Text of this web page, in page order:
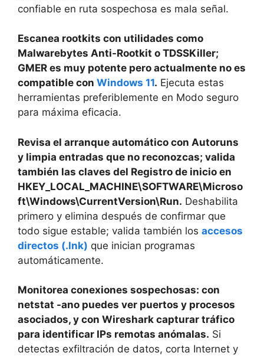
confiable en ruta sospechosa es mala señal.
Escanea rootkits con utilidades como
Malwarebytes Anti-Rootkit o TDSSKiller;
GMER es muy potente pero actualmente no es
compatible con Windows 11. Ejecuta estas
herramientas preferiblemente en Modo seguro
para máxima eficacia.
Revisa el arranque automático con Autoruns
y limpia entradas que no reconozcas; valida
también las claves del Registro de inicio en
HKEY_LOCAL_MACHINE\SOFTWARE\Microso
ft\Windows\CurrentVersion\Run. Deshabilita
primero y elimina después de confirmar que
todo sigue estable; valida también los accesos
directos (.lnk) que inician programas
automáticamente.
Monitorea conexiones sospechosas: con
netstat -ano puedes ver puertos y procesos
asociados, y con Wireshark capturar tráfico
para identificar IPs remotas anómalas. Si
detectas exfiltración de datos, corta Internet y